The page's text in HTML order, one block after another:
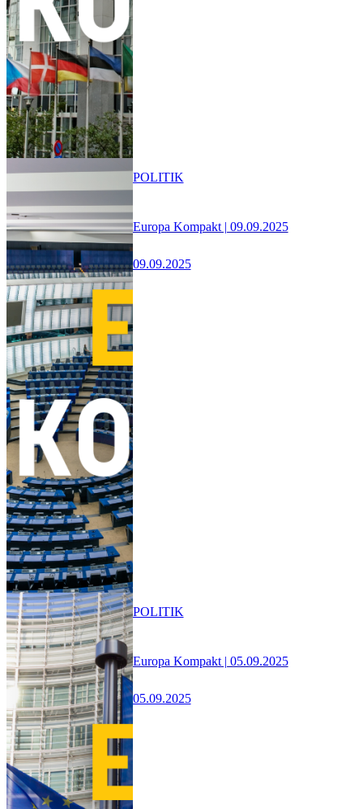
Europa Kompakt | 09.09.2025
09.09.2025
POLITIK
Europa Kompakt | 05.09.2025
05.09.2025
POLITIK